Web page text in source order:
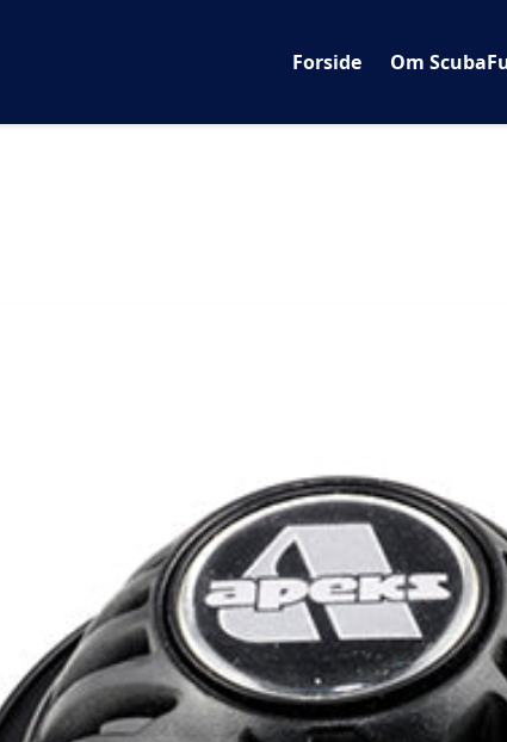
Forside Om